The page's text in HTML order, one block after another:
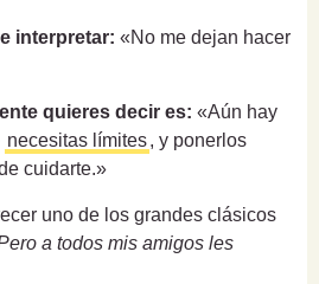
interpretar: «No me dejan hacer
quieres decir es: «Aún hay
necesitas límites, y ponerlos
cuidarte.»
uno de los grandes clásicos
a todos mis amigos les